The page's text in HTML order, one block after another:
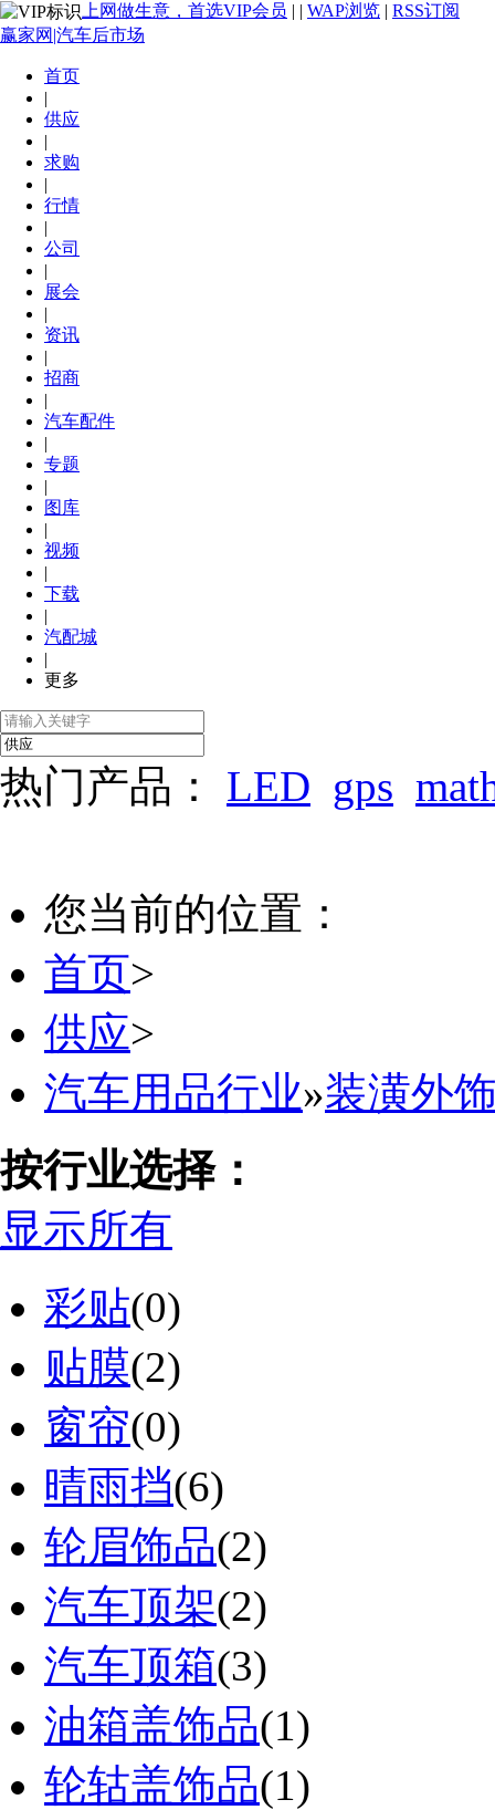
上网做生意，首选VIP会员 | | WAP浏览 | RSS订阅
赢家网|汽车后市场
首页
|
供应
|
求购
|
行情
|
公司
|
展会
|
资讯
|
招商
|
汽车配件
|
专题
|
图库
|
视频
|
下载
|
汽配城
|
更多
热门产品： LED gps
您当前的位置：
首页>
供应>
汽车用品行业»装潢外
按行业选择：
显示所有
彩贴(0)
贴膜(2)
窗帘(0)
晴雨挡(6)
轮眉饰品(2)
汽车顶架(2)
汽车顶箱(3)
油箱盖饰品(1)
轮轱盖饰品(1)